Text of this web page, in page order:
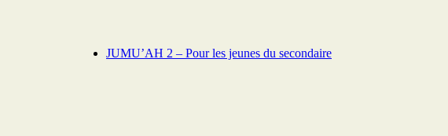
JUMU’AH 2 – Pour les jeunes du secondaire